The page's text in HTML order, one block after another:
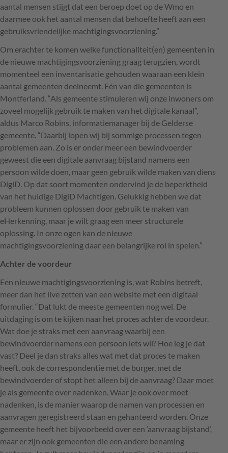
aantal mensen stijgt dat een beroep doet op de Wmo en
daarmee ook het aantal mensen dat behoefte heeft aan een
gebruiksvriendelijke machtigingsvoorziening.”
Om erachter te komen welke functionaliteit(en) gemeenten in
de nieuwe machtigingsvoorziening graag terugzien, wordt
momenteel een inventarisatie gehouden waaraan een klein
aantal gemeenten deelneemt. Eén van die gemeenten is
Montferland. “Als gemeente stimuleren wij onze inwoners om
zoveel mogelijk gebruik te maken van het digitale kanaal”,
aldus Marco Robins, informatiemanager bij de Gelderse
gemeente. “Daarbij lopen wij bij sommige processen tegen
problemen aan. Zo is er onder meer een bewindvoerder
geweest die een digitale aanvraag bijstand namens een
persoon wilde doen, maar geen gebruik wilde maken van diens
DigiD. Op dat soort momenten ondervind je de beperktheid
van het huidige DigiD Machtigen. Gelukkig hebben we dat
probleem kunnen oplossen door gebruik te maken van
eHerkenning, maar je wilt graag een meer structurele
oplossing. In onze ogen kan de nieuwe
machtigingsvoorziening daar een belangrijke rol in spelen.”
Achter de voordeur
Een nieuwe machtigingsvoorziening is, wat Robins betreft,
meer dan het live zetten van een website met een digitaal
formulier. “Dat lukt de meeste gemeenten nog wel. De
uitdaging is om te kijken naar het proces achter de voordeur.
Wat doe je straks met een aanvraag waarbij een
bewindvoerder namens een persoon iets wil? Hoe leg je dat
vast? Deel je dan straks alles wat met dat proces te maken
heeft, ook de correspondentie met de burger, met de
bewindvoerder of stopt het alleen bij de aanvraag? Daar moet
je als gemeente over nadenken. Waar je ook over moet
nadenken, is de manier waarop de namen van processen en
aanvragen geregistreerd staan en gehanteerd worden. Onze
gemeente heeft het bijvoorbeeld over een ‘aanvraag bijstand’,
maar er zijn ook gemeenten die een andere benaming